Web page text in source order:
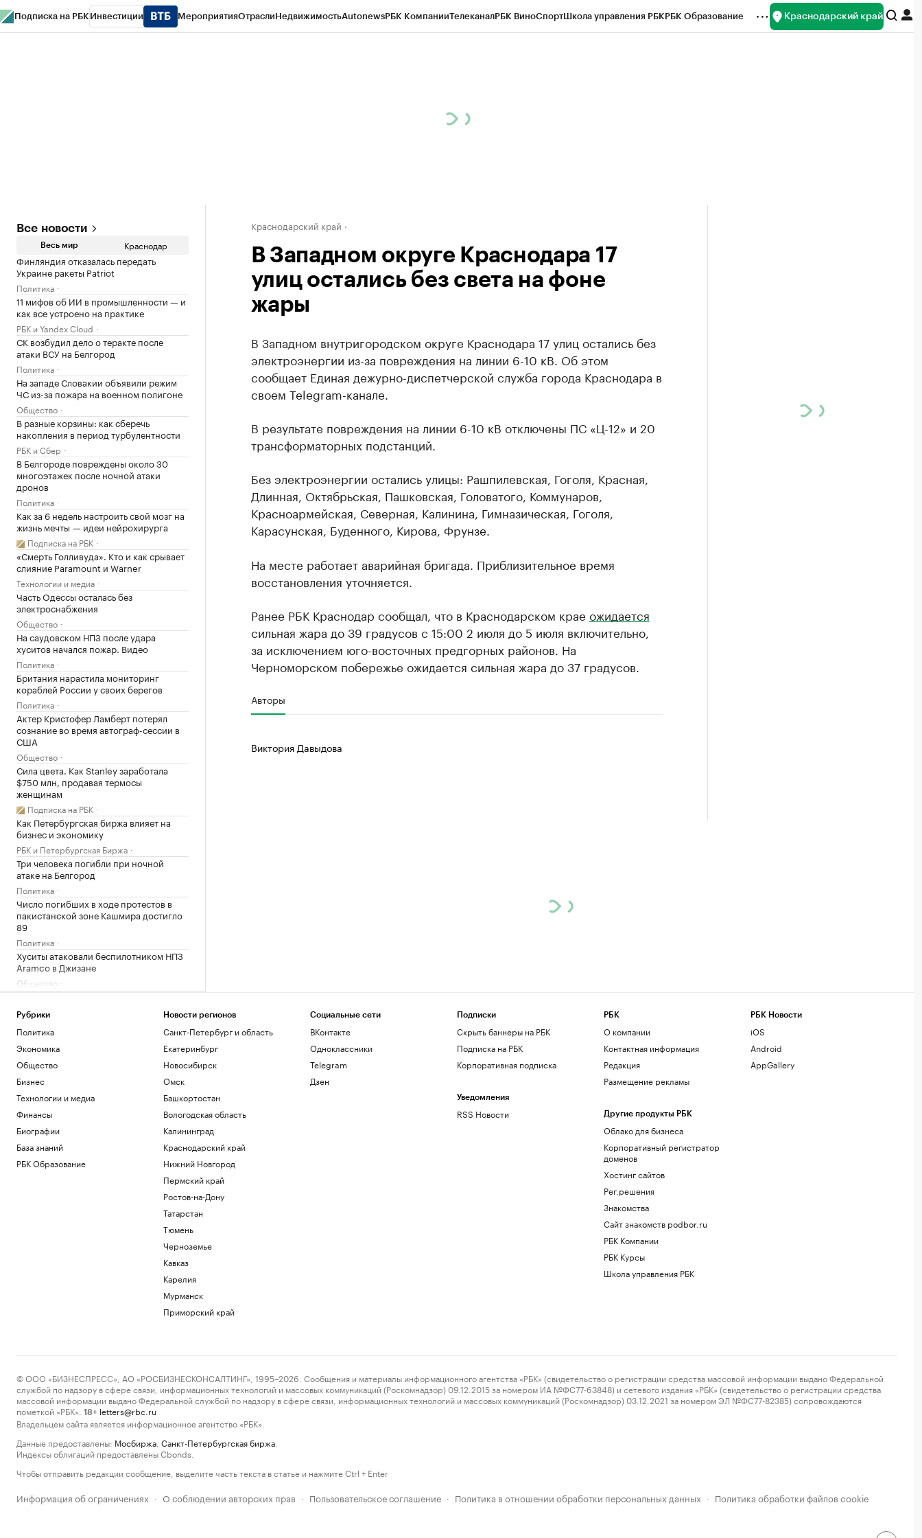
Подписка на РБК Инвестиции МероприятияОтраслиНедвижимостьAutonewsРБК КомпанииТелеканалРБК ВиноСпортШкола управления РБКРБК Образование Краснодарский край
Все новости
Весь мир Краснодар
Финляндия отказалась передать
Украине ракеты Patriot
Политика
11 мифов об ИИ в промышленности — и
как все устроено на практике
РБК и Yandex Cloud
СК возбудил дело о теракте после
атаки ВСУ на Белгород
Политика
На западе Словакии объявили режим
ЧС из-за пожара на военном полигоне
Общество
В разные корзины: как сберечь
накопления в период турбулентности
РБК и Сбер
В Белгороде повреждены около 30
многоэтажек после ночной атаки
дронов
Политика
Как за 6 недель настроить свой мозг на
жизнь мечты — идеи нейрохирурга
Подписка на РБК
«Смерть Голливуда». Кто и как срывает
слияние Paramount и Warner
Технологии и медиа
Часть Одессы осталась без
электроснабжения
Общество
На саудовском НПЗ после удара
хуситов начался пожар. Видео
Политика
Британия нарастила мониторинг
кораблей России у своих берегов
Политика
Актер Кристофер Ламберт потерял
сознание во время автограф-сессии в
США
Общество
Сила цвета. Как Stanley заработала
$750 млн, продавая термосы
женщинам
Подписка на РБК
Как Петербургская биржа влияет на
бизнес и экономику
РБК и Петербургская Биржа
Три человека погибли при ночной
атаке на Белгород
Политика
Число погибших в ходе протестов в
пакистанской зоне Кашмира достигло
89
Политика
Хуситы атаковали беспилотником НПЗ
Aramco в Джизане
Общество
отметил взрывной рост
Краснодарский край
Как внуки влияют на здоровье бабушек
и дедушек
Общество
«Последняя капля»: о чем говорят
внезапные вспышки гнева
Подписка на РБК
Краснодарский край
В Западном округе Краснодара 17
улиц остались без света на фоне
жары
В Западном внутригородском округе Краснодара 17 улиц остались без
электроэнергии из-за повреждения на линии 6-10 кВ. Об этом
сообщает Единая дежурно-диспетчерской служба города Краснодара в
своем Telegram-канале.
В результате повреждения на линии 6-10 кВ отключены ПС «Ц-12» и 20
трансформаторных подстанций.
Без электроэнергии остались улицы: Рашпилевская, Гоголя, Красная,
Длинная, Октябрьская, Пашковская, Головатого, Коммунаров,
Красноармейская, Северная, Калинина, Гимназическая, Гоголя,
Карасунская, Буденного, Кирова, Фрунзе.
На месте работает аварийная бригада. Приблизительное время
восстановления уточняется.
Ранее РБК Краснодар сообщал, что в Краснодарском крае ожидается
сильная жара до 39 градусов с 15:00 2 июля до 5 июля включительно,
за исключением юго-восточных предгорных районов. На
Черноморском побережье ожидается сильная жара до 37 градусов.
Авторы
Виктория Давыдова
Рубрики
Политика
Экономика
Общество
Бизнес
Технологии и медиа
Финансы
Биографии
База знаний
РБК Образование
Новости регионов
Санкт-Петербург и область
Екатеринбург
Новосибирск
Омск
Башкортостан
Вологодская область
Калининград
Краснодарский край
Нижний Новгород
Пермский край
Ростов-на-Дону
Татарстан
Тюмень
Черноземье
Кавказ
Карелия
Мурманск
Приморский край
Социальные сети
ВКонтакте
Одноклассники
Telegram
Дзен
Подписки
Скрыть баннеры на РБК
Подписка на РБК
Корпоративная подписка
Уведомления
RSS Новости
РБК
О компании
Контактная информация
Редакция
Размещение рекламы
Другие продукты РБК
Облако для бизнеса
Корпоративный регистратор
доменов
Хостинг сайтов
Рег.решения
Знакомства
Сайт знакомств podbor.ru
РБК Компании
РБК Курсы
Школа управления РБК
РБК Новости
iOS
Android
AppGallery
© ООО «БИЗНЕСПРЕСС», АО «РОСБИЗНЕСКОНСАЛТИНГ», 1995–2026. Сообщения и материалы информационного агентства «РБК» (свидетельство о регистрации средства массовой информации выдано Федеральной
службой по надзору в сфере связи, информационных технологий и массовых коммуникаций (Роскомнадзор) 09.12.2015 за номером ИА №ФС77-63848) и сетевого издания «РБК» (свидетельство о регистрации средства
массовой информации выдано Федеральной службой по надзору в сфере связи, информационных технологий и массовых коммуникаций (Роскомнадзор) 03.12.2021 за номером ЭЛ №ФС77-82385) сопровождаются
пометкой «РБК».
18+ letters@rbc.ru
Владельцем сайта является информационное агентство «РБК».
Данные предоставлены: Мосбиржа Санкт-Петербургская биржа
Индексы облигаций предоставлены Cbonds.
Чтобы отправить редакции сообщение, выделите часть текста в статье и нажмите Ctrl + Enter
Информация об ограничениях · О соблюдении авторских прав · Пользовательское соглашение · Политика в отношении обработки персональных данных · Политика обработки файлов cookie